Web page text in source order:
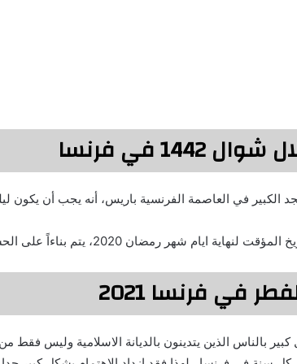
في فرنسا
الكبير في العاصمة الفرنسية باريس، أنه يجب أن يكون
شهر رمضان 2020، يتم بناءاً على الحسابات الفلكية .
في فرنسا 2021
بالناس الذين يتدينون بالديانة الاسلامية وليس فقط